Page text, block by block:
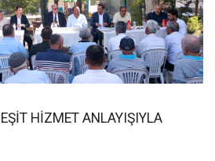
HİZMET ANLAYIŞIYLA